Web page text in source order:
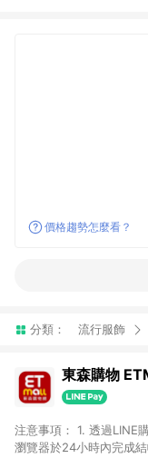
價格趨勢怎麼看？
分類： 流行服飾
東森購物
注意事項： 1. 透過LINE
瀏覽器於24小時內完成